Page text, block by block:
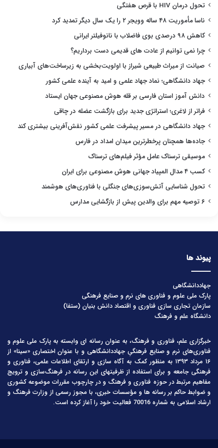
تحول درمان HIV با قرص هفتگی
ناسا مأموریت ۴۸ ساله وویجر ۲ را یک سال دیگر تمدید کرد
کاهش ۹۸ درصدی بوی فاضلاب با نانوفیلتر ایرانی
چرا نمی توانیم از عادت های قدیمی دست برداریم؟
صیانت از میراث طبیعی شیراز با اولویت‌بخشی به زیرساخت‌های آبیاری
جهاد دانشگاهی؛ نماد جهاد علمی و امید به آینده علمی کشور
دانش آموز استان فارسی بر قله هوش مصنوعی جهان ایستاد
فراتر از لاغری؛ استراتژی جدید برای بازگشت عضله در چاقی
جهاد دانشگاهی در مسیر پیشرفت علمی کشور نقش‌آفرینی بیشتری کند
جاده‌ها همچنان پرخطرترین میدان امداد در فارس
موسیقی ترسناک عامل مؤثر فیلم‌های ترسناک
کسب ۴ مدال المپیاد جهانی هوش مصنوعی برای ایران
تحول شناسایی آتش‌سوزی‌های جنگلی با فناوری‌های هوشمند
۶ توصیه مهم برای والدین پیش از بازگشایی مدارس
پیوند ها
جهاددانشگاهی
پارک ملی علوم و فناوری های نرم و صنایع فرهنگی
سازمان تجاری سازی فناوری و اقتصاد دانش بنیان (ستفا)
دانشگاه علم و فرهنگ
خبرگزاری علم، فناوری و فرهنگ، به عنوان رسانه ای وابسته به پارک ملی علوم و
فناوری‌های نرم و صنایع فرهنگیِ جهاددانشگاهی و با عنوان اختصاری «سینا» از
۱۶ مرداد ۱۳۹۳ به منظور کمک به آگاه سازی و ارتقای اطلاعات علمی، فناوری و
فرهنگی جامعه و برای استفاده از ظرفیتهای این رسانه در فرهنگ‌سازی و ترویج
مفاهیم مرتبط در حوزه فناوری و فرهنگ و در چارچوب مقررات موضوعه کشوری
و ضوابط حاکم بر رسانه ها و مؤسسات خبری، با مجوز رسمی از وزارت فرهنگ و
ارشاد اسلامی به شماره 70016 فعالیت خود را آغاز کرده است.